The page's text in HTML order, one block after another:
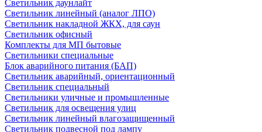
Светильник даунлайт
Светильник линейный (аналог ЛПО)
Светильник накладной ЖКХ, для саун
Светильник офисный
Комплекты для МП бытовые
Светильники специальные
Блок аварийного питания (БАП)
Светильник аварийный, ориентационный
Светильник специальный
Светильники уличные и промышленные
Светильник для освещения улиц
Светильник линейный влагозащищенный
Светильник подвесной под лампу